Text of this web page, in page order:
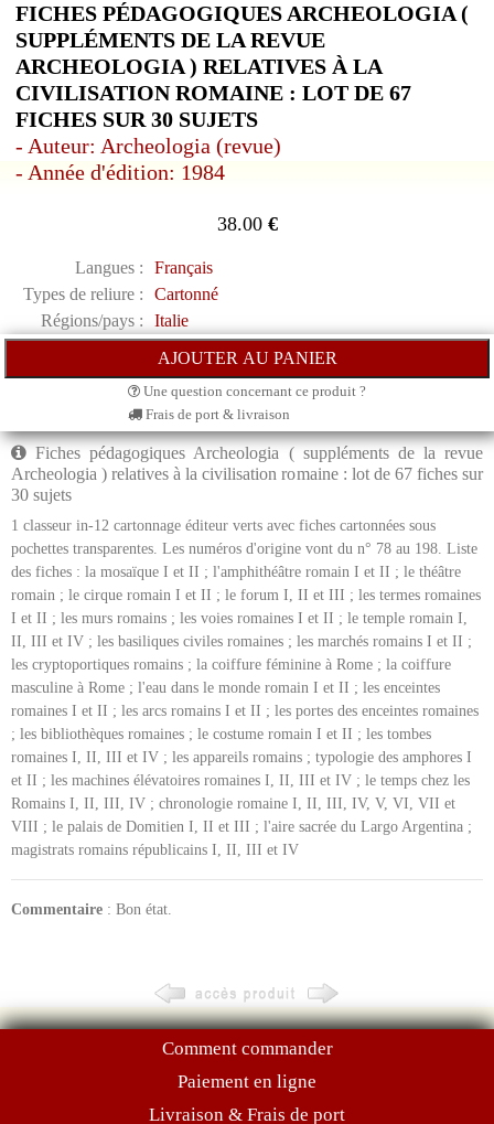
FICHES PÉDAGOGIQUES ARCHEOLOGIA (
SUPPLÉMENTS DE LA REVUE
ARCHEOLOGIA ) RELATIVES À LA
CIVILISATION ROMAINE : LOT DE 67
FICHES SUR 30 SUJETS
- Auteur: Archeologia (revue)
- Année d'édition: 1984
38.00€
Langues :
Français
Types de reliure :
Cartonné
Régions/pays :
Italie
Une question concernant ce produit ?
Frais de port & livraison
Fiches pédagogiques Archeologia ( suppléments de la revue
Archeologia ) relatives à la civilisation romaine : lot de 67 fiches sur
30 sujets
1 classeur in-12 cartonnage éditeur verts avec fiches cartonnées sous
pochettes transparentes. Les numéros d'origine vont du n° 78 au 198. Liste
des fiches : la mosaïque I et II ; l'amphithéâtre romain I et II ; le théâtre
romain ; le cirque romain I et II ; le forum I, II et III ; les termes romaines
I et II ; les murs romains ; les voies romaines I et II ; le temple romain I,
II, III et IV ; les basiliques civiles romaines ; les marchés romains I et II ;
les cryptoportiques romains ; la coiffure féminine à Rome ; la coiffure
masculine à Rome ; l'eau dans le monde romain I et II ; les enceintes
romaines I et II ; les arcs romains I et II ; les portes des enceintes romaines
; les bibliothèques romaines ; le costume romain I et II ; les tombes
romaines I, II, III et IV ; les appareils romains ; typologie des amphores I
et II ; les machines élévatoires romaines I, II, III et IV ; le temps chez les
Romains I, II, III, IV ; chronologie romaine I, II, III, IV, V, VI, VII et
VIII ; le palais de Domitien I, II et III ; l'aire sacrée du Largo Argentina ;
magistrats romains républicains I, II, III et IV
Commentaire : Bon état.
Comment commander
Paiement en ligne
Livraison & Frais de port